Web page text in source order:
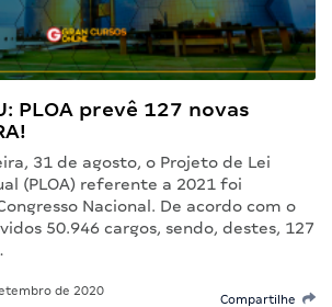
PLOA prevê 127 novas
31 de agosto, o Projeto de Lei
(PLOA) referente a 2021 foi
Nacional. De acordo com o
50.946 cargos, sendo, destes, 127
de 2020
Compartilhe